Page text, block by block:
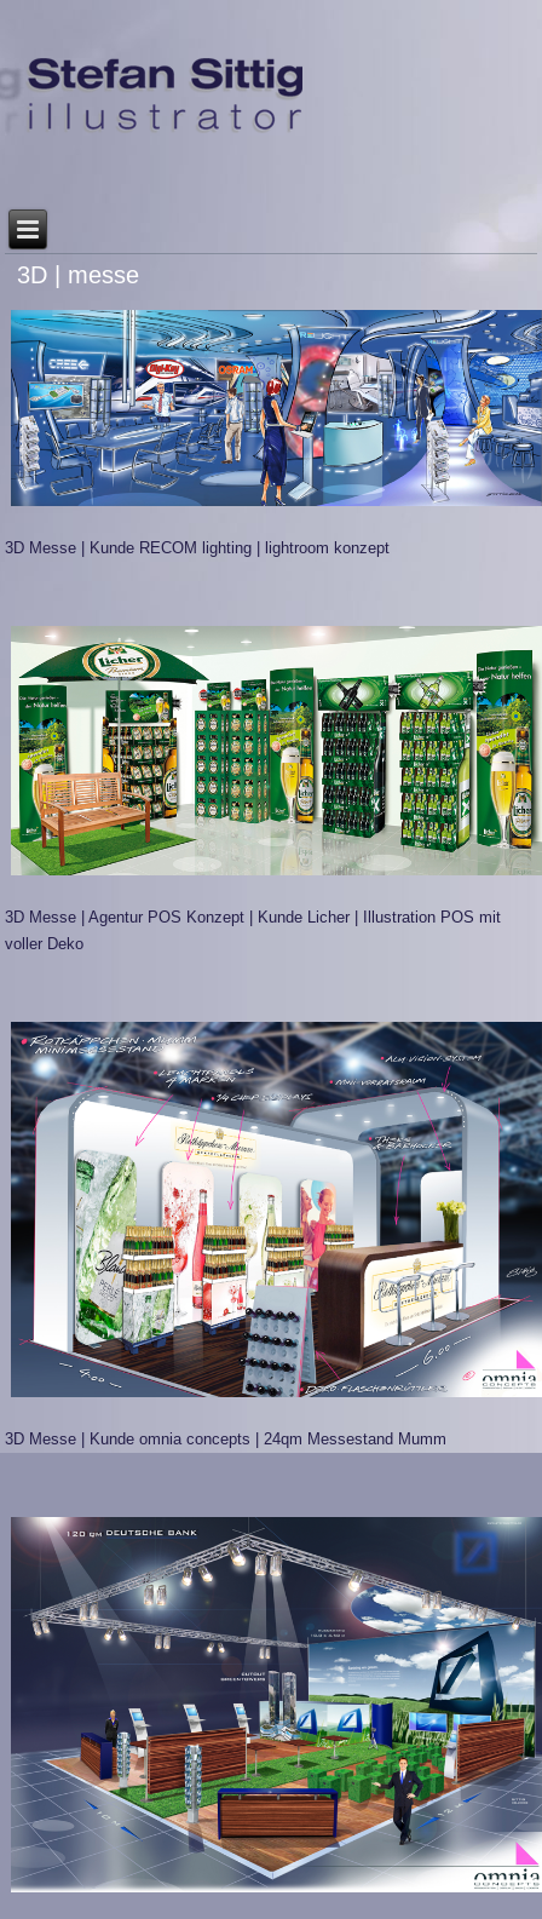
3D | messe
3D Messe | Kunde RECOM lighting | lightroom konzept
3D Messe | Agentur POS Konzept | Kunde Licher | Illustration POS mit
voller Deko
3D Messe | Kunde omnia concepts | 24qm Messestand Mumm